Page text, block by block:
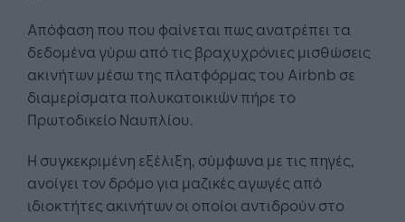
Απόφαση που που φαίνεται πως ανατρέπει τα
δεδομένα γύρω από τις βραχυχρόνιες μισθώσεις
ακινήτων μέσω της πλατφόρμας του Airbnb σε
διαμερίσματα πολυκατοικιών πήρε το
Πρωτοδικείο Ναυπλίου.
Η συγκεκριμένη εξέλιξη, σύμφωνα με τις πηγές,
ανοίγει τον δρόμο για μαζικές αγωγές από
ιδιοκτήτες ακινήτων οι οποίοι αντιδρούν στο